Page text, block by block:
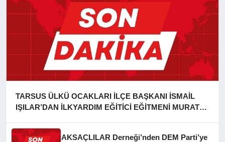
TARSUS ÜLKÜ OCAKLARI İLÇE BAŞKANI İSMAİL
IŞILAR’DAN İLKYARDIM EĞİTİCİ EĞİTMENİ MURAT
AKSAÇLILAR Derneği’nden DEM Parti’ye